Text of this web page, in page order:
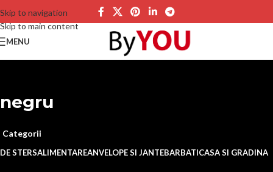
Skip to navigation
Skip to main content
MENU
negru
Categorii
DE STERSALIMENTAREANVELOPE SI JANTEBARBATICASA SI GRADINA